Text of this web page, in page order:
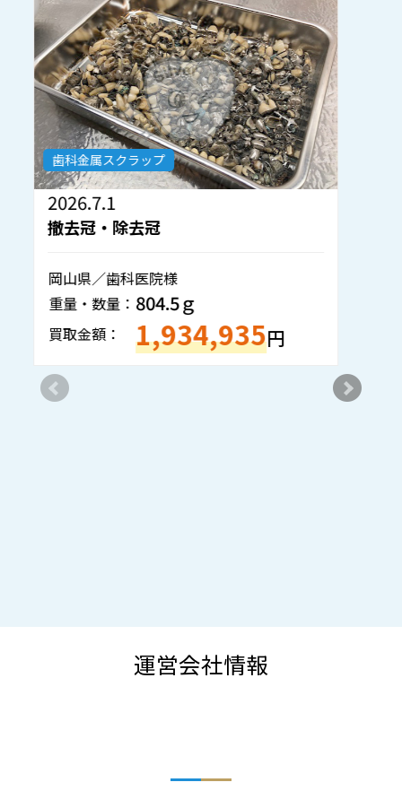
歯科金属スクラップ
2026.7.1
撤去冠・除去冠
岡山県／歯科医院様
重量・数量： 804.5ｇ
買取金額： 1,934,935円
運営会社情報